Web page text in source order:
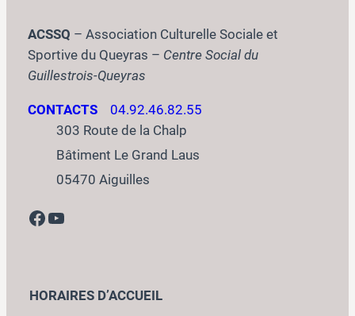
ACSSQ – Association Culturelle Sociale et
Sportive du Queyras – Centre Social du
Guillestrois-Queyras
CONTACTS
04.92.46.82.55
303 Route de la Chalp
Bâtiment Le Grand Laus
05470 Aiguilles
Facebook YouTube
HORAIRES D’ACCUEIL